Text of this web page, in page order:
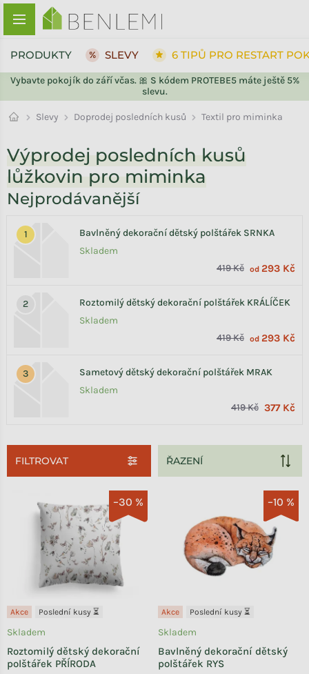
Přejít na obsah
Vybavte pokojík do září včas. 🎀 S kódem PROTEBE5 máte ještě 5%
slevu.
PRODUKTY SLEVY 6 TIPŮ PRO RESTART
Slevy Doprodej posledních kusů Textil pro miminka
Výprodej posledních kusů
lůžkovin pro miminka
Nejprodávanější
Bavlněný dekorační dětský polštářek SRNKA
Skladem
419 Kč od 293 Kč
Roztomilý dětský dekorační polštářek KRÁLÍČEK
Skladem
419 Kč od 293 Kč
Sametový dětský dekorační polštářek MRAK
Skladem
419 Kč 377 Kč
FILTROVAT
Výpis produktů
–30 %
Akce Poslední kusy ⏳
Roztomilý dětský dekorační
polštářek PŘÍRODA
Skladem
–10 %
Akce Poslední kusy ⏳
Bavlněný dekorační dětský
polštářek RYS
Skladem
ZPĚT DO OBCHODU